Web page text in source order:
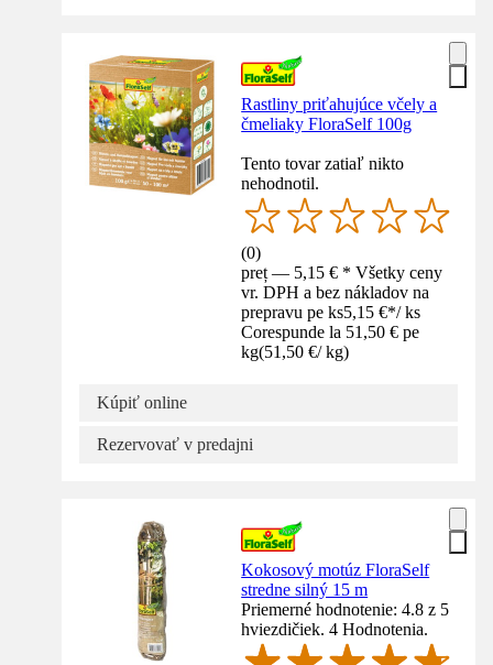
Rastliny priťahujúce včely a
čmeliaky FloraSelf 100g
Tento tovar zatiaľ nikto
nehodnotil.
(0)
preț — 5,15 € * Všetky ceny
vr. DPH a bez nákladov na
prepravu pe ks5,15 €*/ ks
Corespunde la 51,50 € pe
kg(51,50 €/ kg)
Kúpiť online
Rezervovať v predajni
Kokosový motúz FloraSelf
stredne silný 15 m
Priemerné hodnotenie: 4.8 z 5
hviezdičiek. 4 Hodnotenia.